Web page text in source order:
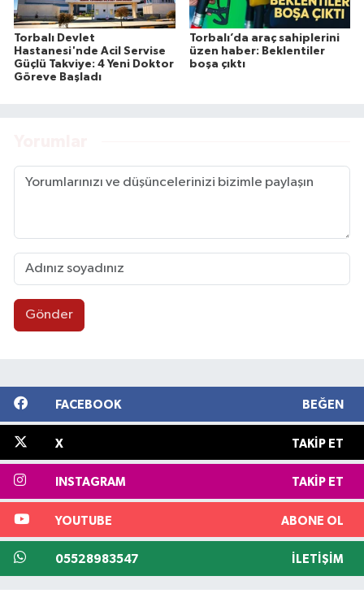
Torbalı Devlet
Hastanesi'nde Acil Servise
Güçlü Takviye: 4 Yeni Doktor
Göreve Başladı
Torbalı’da araç sahiplerini
üzen haber: Beklentiler
boşa çıktı
Gönder
FACEBOOK BEĞEN
X TAKIP ET
INSTAGRAM TAKIP ET
YOUTUBE ABONE OL
05528983547 İLETIŞIM